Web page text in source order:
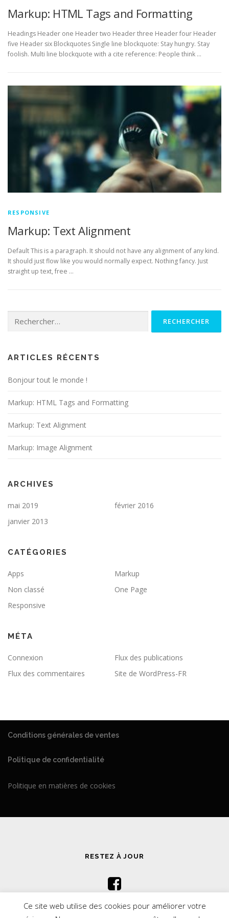
Markup: HTML Tags and Formatting
Headings Header one Header two Header three Header four Header
five Header six Blockquotes Single line blockquote: Stay hungry. Stay
foolish. Multi line blockquote with a cite reference: People think …
RESPONSIVE
Markup: Text Alignment
Default This is a paragraph. It should not have any alignment of any kind.
It should just flow like you would normally expect. Nothing fancy. Just
straight up text, free …
ARTICLES RÉCENTS
Bonjour tout le monde !
Markup: HTML Tags and Formatting
Markup: Text Alignment
Markup: Image Alignment
ARCHIVES
mai 2019
février 2016
janvier 2013
CATÉGORIES
Apps
Markup
Non classé
One Page
Responsive
MÉTA
Connexion
Flux des publications
Flux des commentaires
Site de WordPress-FR
Conditions générales de ventes
Politique de confidentialité
Politique en matières de cookies
RESTEZ À JOUR
Ce site web utilise des cookies pour améliorer votre